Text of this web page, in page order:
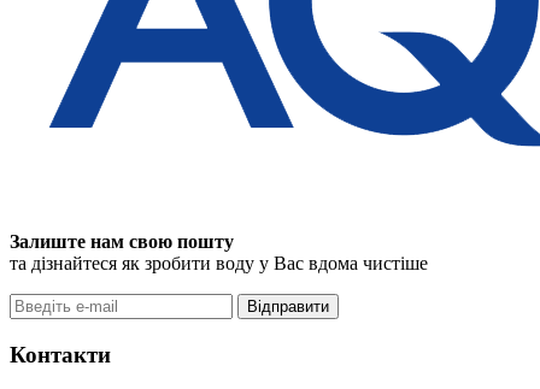
Залиште нам свою пошту
та дізнайтеся як зробити воду у Вас вдома чистіше
Відправити
Контакти